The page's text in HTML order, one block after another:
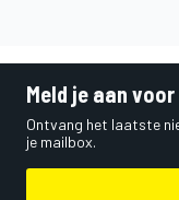
Meld je aan
Ontvang het laatste
je mailbox.